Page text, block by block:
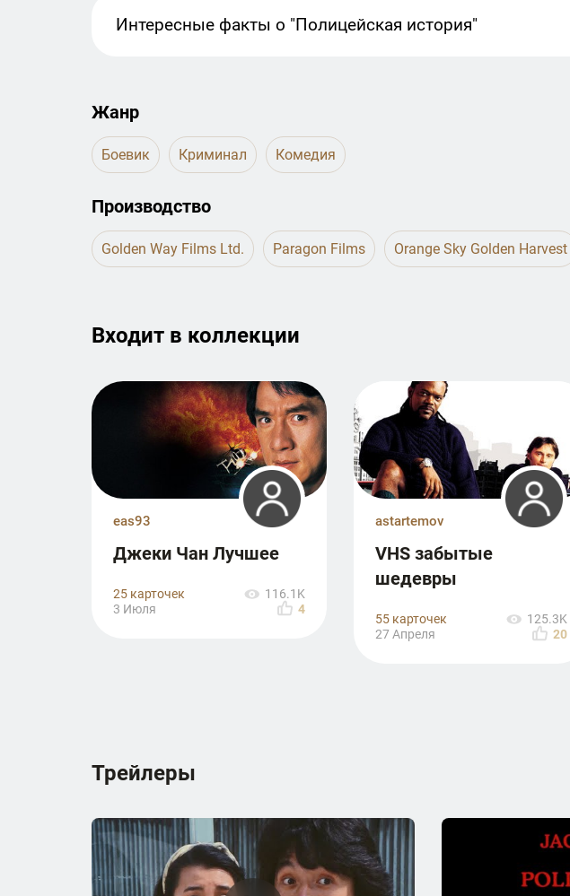
Интересные факты о "Полицейская история"
Жанр
Боевик Криминал Комедия
Производство
Golden Way Films Ltd. Paragon Films Orange Sky Golden Harvest
Входит в к­о­л­л­е­к­ц­и­и
eas93
Джеки Чан Лучшее
25 карточек
116.1K
3 Июля
4
astartemov
VHS забытые
шедевры
55 карточек
125.3K
27 Апреля
20
Трейлеры